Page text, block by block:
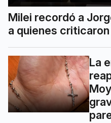
Milei recordó a
a quienes
La